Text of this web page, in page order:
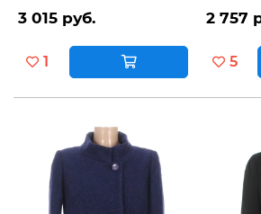
3 015 руб.
1
2 757
5